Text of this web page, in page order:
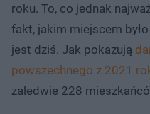
roku. To, co jednak
fakt, jakim miejscem
jest dziś. Jak pokazują
powszechnego z 2021
zaledwie 228